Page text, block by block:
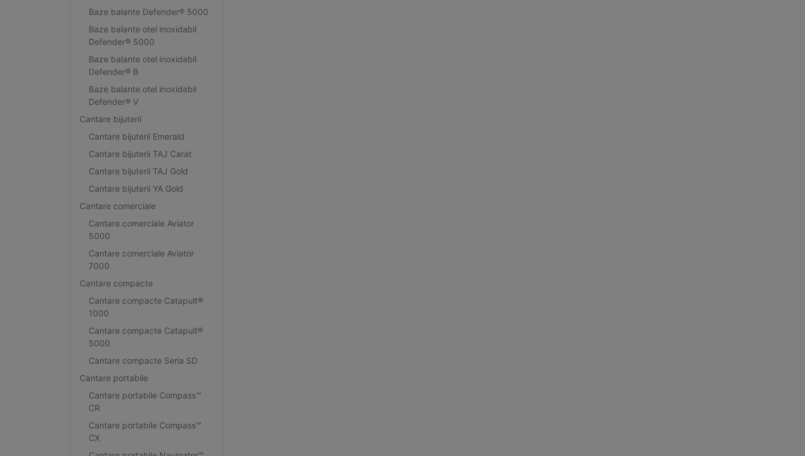
Baze balante Defender® 5000
Baze balante otel inoxidabil
Defender® 5000
Baze balante otel inoxidabil
Defender® B
Baze balante otel inoxidabil
Defender® V
Cantare bijuterii
Cantare bijuterii Emerald
Cantare bijuterii TAJ Carat
Cantare bijuterii TAJ Gold
Cantare bijuterii YA Gold
Cantare comerciale
Cantare comerciale Aviator
5000
Cantare comerciale Aviator
7000
Cantare compacte
Cantare compacte Catapult®
1000
Cantare compacte Catapult®
5000
Cantare compacte Seria SD
Cantare portabile
Cantare portabile Compass™
CR
Cantare portabile Compass™
CX